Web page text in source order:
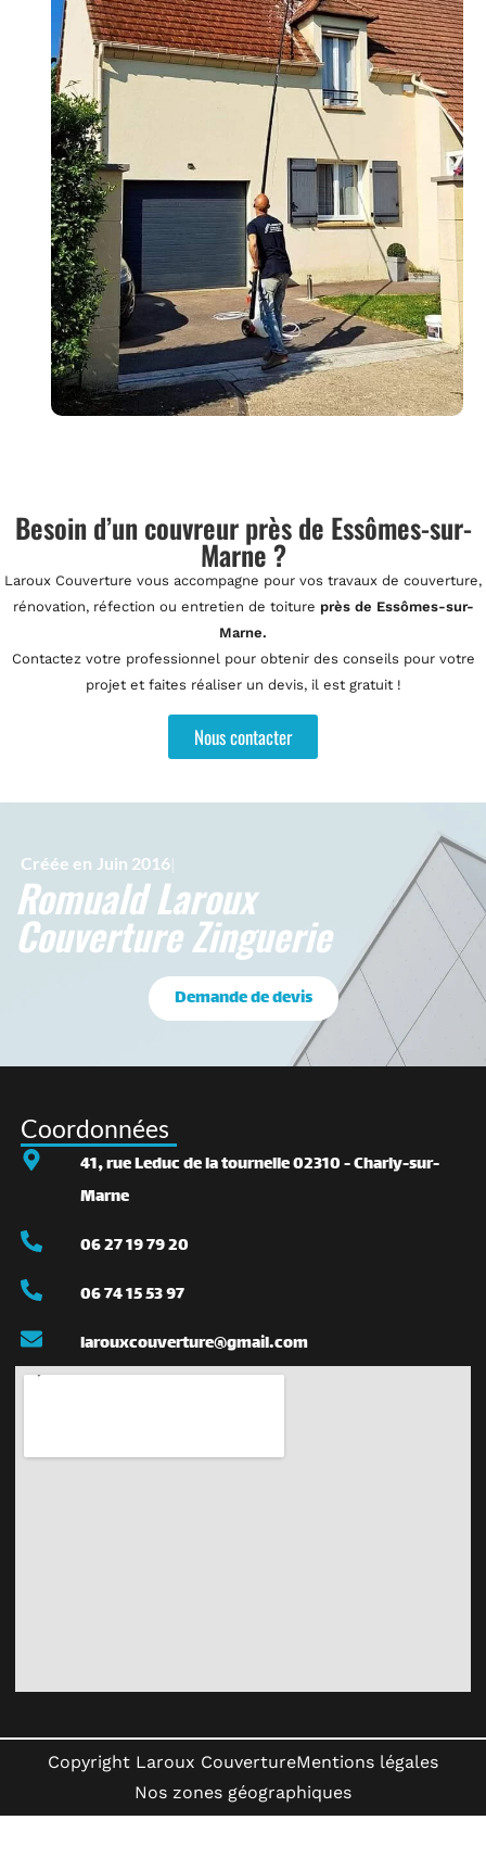
Besoin d’un couvreur près de Essômes-sur-
Marne ?
Laroux Couverture vous accompagne pour vos travaux de couverture,
rénovation, réfection ou entretien de toiture près de Essômes-sur-
Marne.
Contactez votre professionnel pour obtenir des conseils pour votre
projet et faites réaliser un devis, il est gratuit !
Nous contacter
Créée en Juin 2016
Romuald Laroux
Couverture Zinguerie
Demande de devis
Coordonnées
41, rue Leduc de la tournelle 02310 - Charly-sur-
Marne
06 27 19 79 20
06 74 15 53 97
larouxcouverture@gmail.com
Copyright Laroux CouvertureMentions légales
Nos zones géographiques